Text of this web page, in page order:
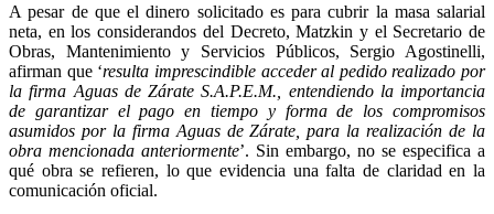
A pesar de que el dinero solicitado es para cubrir la masa salarial
neta, en los considerandos del Decreto, Matzkin y el Secretario de
Obras, Mantenimiento y Servicios Públicos, Sergio Agostinelli,
afirman que ‘resulta imprescindible acceder al pedido realizado por
la firma Aguas de Zárate S.A.P.E.M., entendiendo la importancia
de garantizar el pago en tiempo y forma de los compromisos
asumidos por la firma Aguas de Zárate, para la realización de la
obra mencionada anteriormente’. Sin embargo, no se especifica a
qué obra se refieren, lo que evidencia una falta de claridad en la
comunicación oficial.